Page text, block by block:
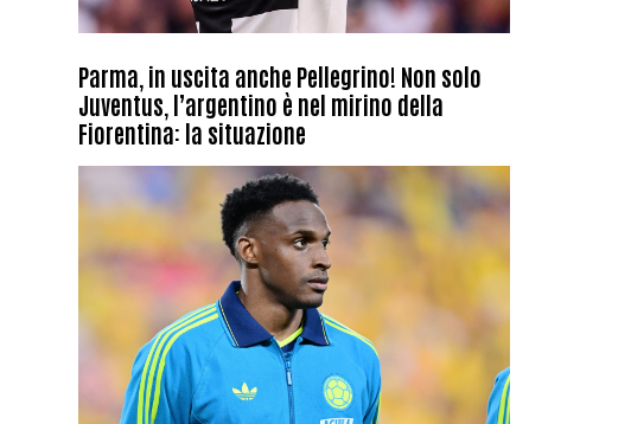
Parma, in uscita anche Pellegrino! Non solo
Juventus, l’argentino è nel mirino della
Fiorentina: la situazione